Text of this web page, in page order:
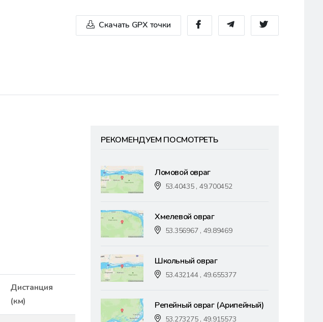
Скачать GPX точки
Дистанция
(км)
РЕКОМЕНДУЕМ ПОСМОТРЕТЬ
Ломовой овраг
53.40435 , 49.700452
Хмелевой овраг
53.356967 , 49.89469
Школьный овраг
53.432144 , 49.655377
Репейный овраг (Арипейный)
53.273275 , 49.915573